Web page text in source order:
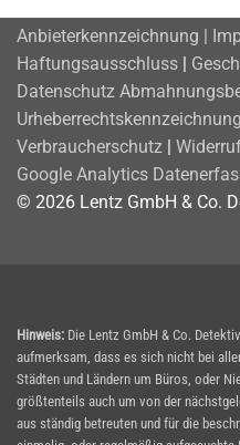
Anbieterkennzeichnung |
Haftungsausschluss |
Datenschutz
Urheberrechtskennzeichnung
Verbraucherschutz |
Google Analytics
© 2026 Lentz GmbH & Co.
Hinweis: Die Lentz GmbH & Co.
aufmerksam, dass es sich nicht bei
Städten und Ländern um Büros, oder
größtenteils auch um von der
aus ständig betreuten und für die